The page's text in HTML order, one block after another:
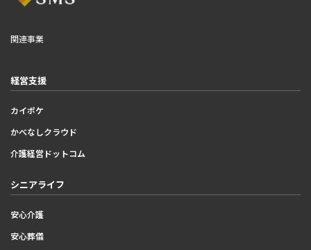
関連事業
経営支援
カイポケ
かべなしクラウド
介護経営ドットコム
シニアライフ
安心介護
安心葬儀